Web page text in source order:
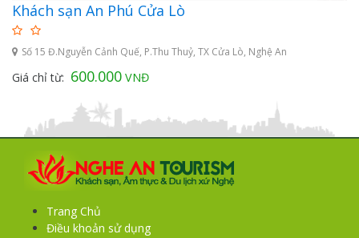
Khách sạn An Phú Cửa Lò
Số 15 Đ.Nguyễn Cảnh Quế, P.Thu Thuỷ, TX Cửa Lò, Nghệ An
Giá chỉ từ: 600.000 VNĐ
Trang Chủ
Điều khoản sử dụng